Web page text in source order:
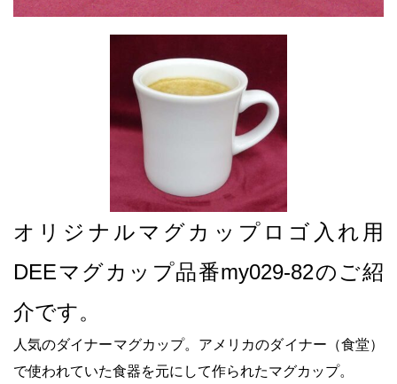
オリジナルマグカップロゴ入れ用
DEEマグカップ品番my029-82のご紹
介です。
人気のダイナーマグカップ。アメリカのダイナー（食堂）
で使われていた食器を元にして作られたマグカップ。